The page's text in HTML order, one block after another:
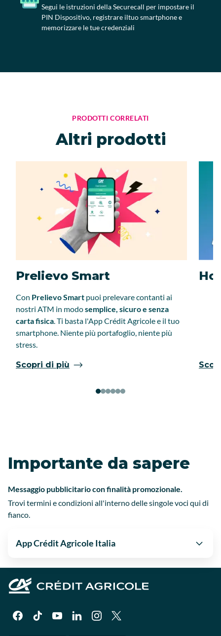
Segui le istruzioni della Securecall per impostare il
PIN Dispositivo, registrare iltuo smartphone e
memorizzare le tue credenziali
PRODOTTI CORRELATI
Altri prodotti
Prelievo Smart
Con Prelievo Smart puoi prelevare contanti ai
nostri ATM in modosemplice, sicuro e senza
carta fisica. Ti basta l'App Crédit Agricole e il tuo
smartphone. Niente più portafoglio, niente più
stress.
Scopri di più
Importante da sapere
Messaggio pubblicitario con finalità promozionale.
Trovi termini e condizioni all'interno delle singole voci qui di
fianco.
App Crédit Agricole Italia